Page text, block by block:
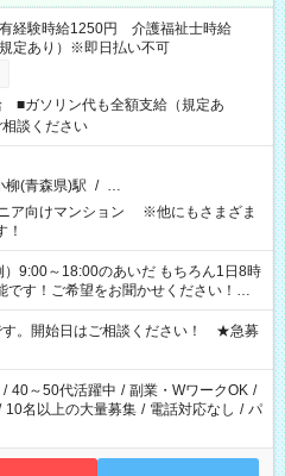
経験時給1250円 介護福祉士時給
定あり）※即日払い不可
■ガソリン代も全額支給（規定あ
談ください
柳(青森県)駅 / …
ア向けマンション ※他にもさまざま
！
9:00～18:00のあいだ もちろん1日8時
です！ご希望をお聞かせください！★
要な場合も遠慮なくご相談ください。
務が必要です
す。開始日はご相談ください！ ★急募
/ 40～50代活躍中 / 副業・WワークOK /
10名以上の大量募集 / 電話対応なし / パ